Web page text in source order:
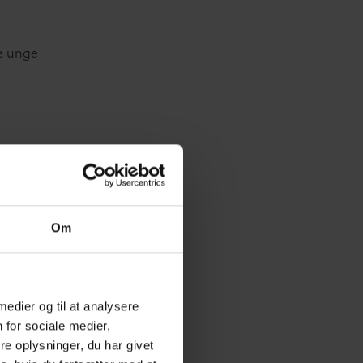
Om
og til at analysere
for sociale medier,
oplysninger, du har givet
unge